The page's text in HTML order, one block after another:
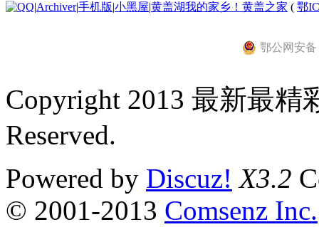
|Archiver|手机版|小黑屋|黄盖湖我的家乡！黄盖之家 ( 鄂
鄂公网安备
Copyright 2013 最新最
Reserved.
Powered by Discuz! X3.2
© 2001-2013 Comsenz Inc.